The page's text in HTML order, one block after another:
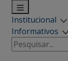
Institucional
Informativos
Pesquisar
por: